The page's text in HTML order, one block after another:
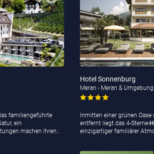
familiengeführte
ein
machen Ihren…
Hotel Sonnenburg
Meran - Meran & Umgebung
Inmitten einer grünen
entfernt liegt das 4-Sterne-
einzigartiger familiärer